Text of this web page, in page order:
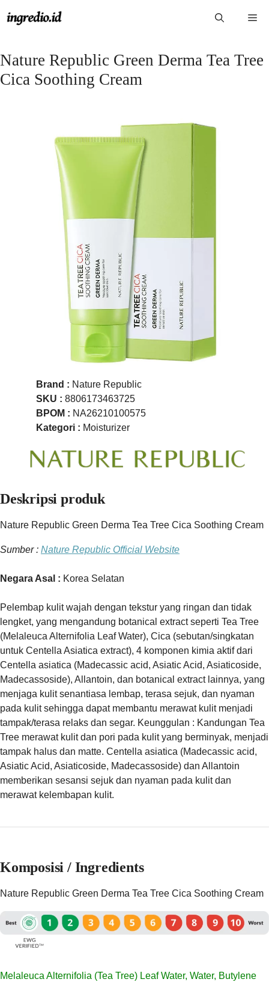
ke
Nature Republic Green Derma Tea Tree
Cica Soothing Cream
Brand : Nature Republic
SKU : 8806173463725
BPOM : NA26210100575
Kategori : Moisturizer
Deskripsi produk
Nature Republic Green Derma Tea Tree Cica Soothing Cream
Sumber : Nature Republic Official Website
Negara Asal : Korea Selatan
Pelembap kulit wajah dengan tekstur yang ringan dan tidak
lengket, yang mengandung botanical extract seperti Tea Tree
(Melaleuca Alternifolia Leaf Water), Cica (sebutan/singkatan
untuk Centella Asiatica extract), 4 komponen kimia aktif dari
Centella asiatica (Madecassic acid, Asiatic Acid, Asiaticoside,
Madecassoside), Allantoin, dan botanical extract lainnya, yang
menjaga kulit senantiasa lembap, terasa sejuk, dan nyaman
pada kulit sehingga dapat membantu merawat kulit menjadi
tampak/terasa relaks dan segar. Keunggulan : Kandungan Tea
Tree merawat kulit dan pori pada kulit yang berminyak, menjadi
tampak halus dan matte. Centella asiatica (Madecassic acid,
Asiatic Acid, Asiaticoside, Madecassoside) dan Allantoin
memberikan sesansi sejuk dan nyaman pada kulit dan
merawat kelembapan kulit.
Komposisi / Ingredients
Nature Republic Green Derma Tea Tree Cica Soothing Cream
Melaleuca Alternifolia (Tea Tree) Leaf Water, Water, Butylene